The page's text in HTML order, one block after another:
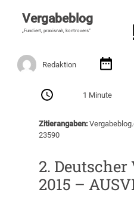
Vergabeblog
„Fundiert, praxisnah, kontrovers“
Redaktion
1 Minute
Zitierangaben:
23590
2. Deutscher
2015 –